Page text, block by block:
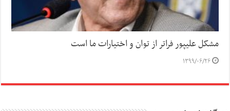
مشکل علیپور فراتر از توان و اختیارات ما است
۱۳۹۹/۰۶/۲۶